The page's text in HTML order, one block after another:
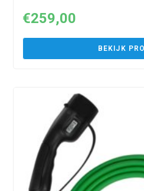
€259,00
BEKIJK